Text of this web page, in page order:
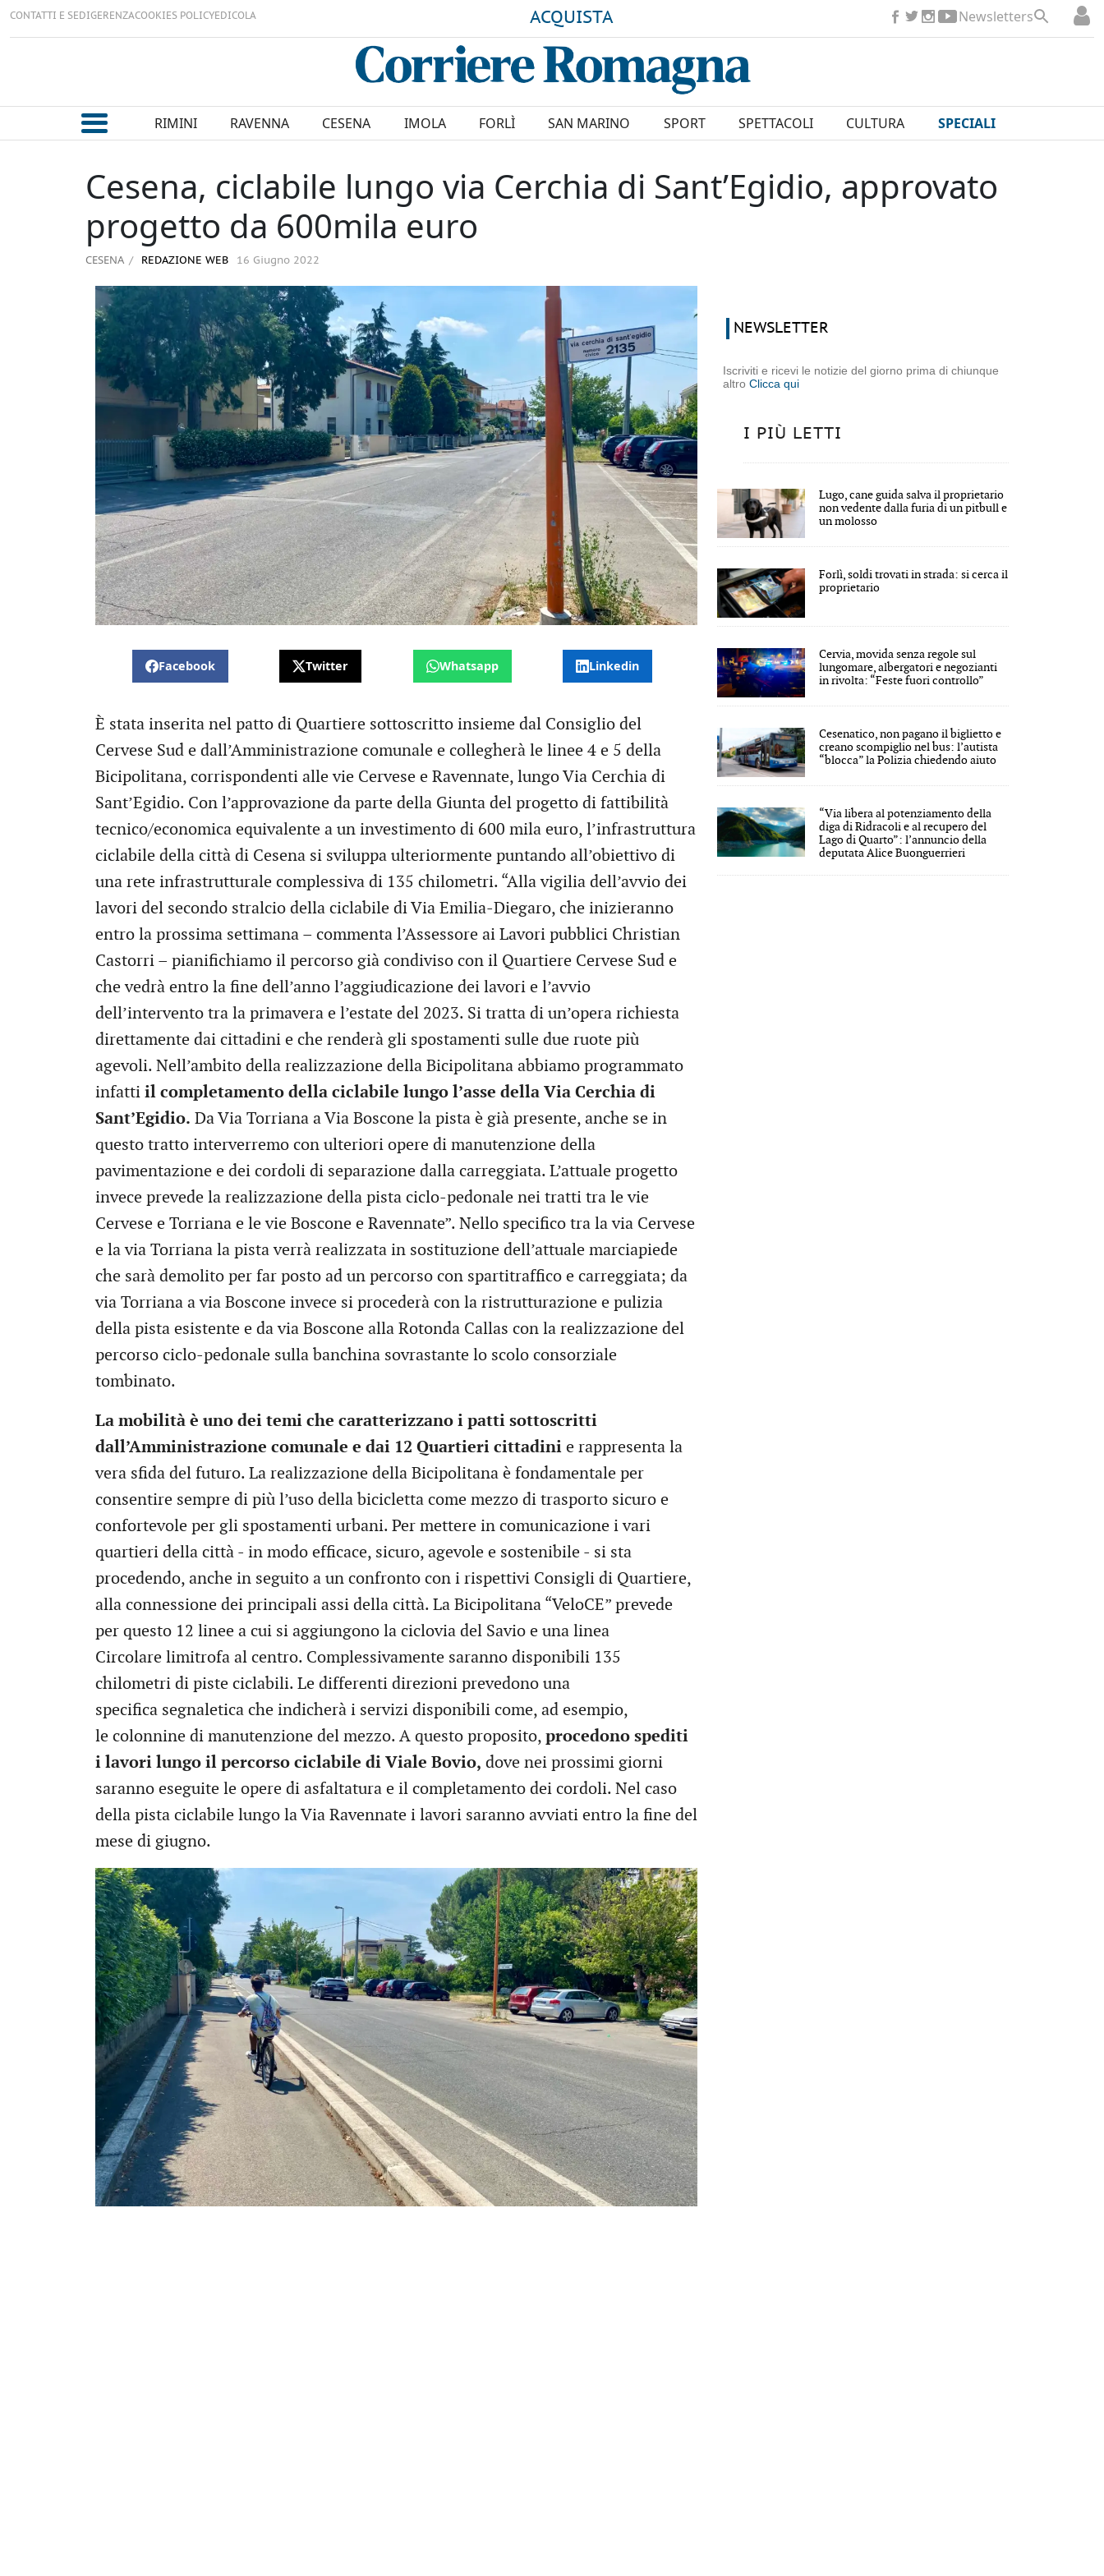
CONTATTI E SEDIGERENZACOOKIES POLICYEDICOLA ACQUISTA Newsletters
RIMINI RAVENNA CESENA IMOLA FORLÌ SAN MARINO SPORT SPETTACOLI CULTURA SPECIALI
Cesena, ciclabile lungo via Cerchia di Sant’Egidio, approvato
progetto da 600mila euro
CESENA REDAZIONE WEB 16 Giugno 2022
Facebook Twitter Whatsapp Linkedin
È stata inserita nel patto di Quartiere sottoscritto insieme dal Consiglio del
Cervese Sud e dall’Amministrazione comunale e collegherà le linee 4 e 5 della
Bicipolitana, corrispondenti alle vie Cervese e Ravennate, lungo Via Cerchia di
Sant’Egidio. Con l’approvazione da parte della Giunta del progetto di fattibilità
tecnico/economica equivalente a un investimento di 600 mila euro, l’infrastruttura
ciclabile della città di Cesena si sviluppa ulteriormente puntando all’obiettivo di
una rete infrastrutturale complessiva di 135 chilometri. “Alla vigilia dell’avvio dei
lavori del secondo stralcio della ciclabile di Via Emilia-Diegaro, che inizieranno
entro la prossima settimana – commenta l’Assessore ai Lavori pubblici Christian
Castorri – pianifichiamo il percorso già condiviso con il Quartiere Cervese Sud e
che vedrà entro la fine dell’anno l’aggiudicazione dei lavori e l’avvio
dell’intervento tra la primavera e l’estate del 2023. Si tratta di un’opera richiesta
direttamente dai cittadini e che renderà gli spostamenti sulle due ruote più
agevoli. Nell’ambito della realizzazione della Bicipolitana abbiamo programmato
infatti il completamento della ciclabile lungo l’asse della Via Cerchia di
Sant’Egidio. Da Via Torriana a Via Boscone la pista è già presente, anche se in
questo tratto interverremo con ulteriori opere di manutenzione della
pavimentazione e dei cordoli di separazione dalla carreggiata. L’attuale progetto
invece prevede la realizzazione della pista ciclo-pedonale nei tratti tra le vie
Cervese e Torriana e le vie Boscone e Ravennate”. Nello specifico tra la via Cervese
e la via Torriana la pista verrà realizzata in sostituzione dell’attuale marciapiede
che sarà demolito per far posto ad un percorso con spartitraffico e carreggiata; da
via Torriana a via Boscone invece si procederà con la ristrutturazione e pulizia
della pista esistente e da via Boscone alla Rotonda Callas con la realizzazione del
percorso ciclo-pedonale sulla banchina sovrastante lo scolo consorziale
tombinato.
La mobilità è uno dei temi che caratterizzano i patti sottoscritti
dall’Amministrazione comunale e dai 12 Quartieri cittadini e rappresenta la
vera sfida del futuro. La realizzazione della Bicipolitana è fondamentale per
consentire sempre di più l’uso della bicicletta come mezzo di trasporto sicuro e
confortevole per gli spostamenti urbani. Per mettere in comunicazione i vari
quartieri della città - in modo efficace, sicuro, agevole e sostenibile - si sta
procedendo, anche in seguito a un confronto con i rispettivi Consigli di Quartiere,
alla connessione dei principali assi della città. La Bicipolitana “VeloCE” prevede
per questo 12 linee a cui si aggiungono la ciclovia del Savio e una linea
Circolare limitrofa al centro. Complessivamente saranno disponibili 135
chilometri di piste ciclabili. Le differenti direzioni prevedono una
specifica segnaletica che indicherà i servizi disponibili come, ad esempio,
le colonnine di manutenzione del mezzo. A questo proposito, procedono spediti
i lavori lungo il percorso ciclabile di Viale Bovio, dove nei prossimi giorni
saranno eseguite le opere di asfaltatura e il completamento dei cordoli. Nel caso
della pista ciclabile lungo la Via Ravennate i lavori saranno avviati entro la fine del
mese di giugno.
NEWSLETTER
Iscriviti e ricevi le notizie del giorno prima di chiunque
altroClicca qui
I PIÙ LETTI
Lugo, cane guida salva il proprietario
non vedente dalla furia di un pitbull e
un molosso
Forlì, soldi trovati in strada: si cerca il
proprietario
Cervia, movida senza regole sul
lungomare, albergatori e negozianti
in rivolta: “Feste fuori controllo”
Cesenatico, non pagano il biglietto e
creano scompiglio nel bus: l’autista
“blocca” la Polizia chiedendo aiuto
“Via libera al potenziamento della
diga di Ridracoli e al recupero del
Lago di Quarto”: l’annuncio della
deputata Alice Buonguerrieri